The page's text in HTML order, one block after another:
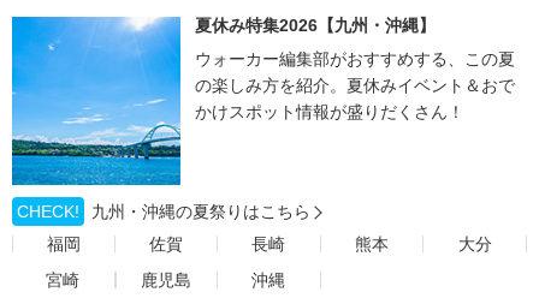
夏休み特集2026【九州・沖縄】
ウォーカー編集部がおすすめする、この夏
の楽しみ方を紹介。夏休みイベント＆おで
かけスポット情報が盛りだくさん！
CHECK!
九州・沖縄の夏祭りはこちら
福岡
佐賀 長崎 熊本
大分
宮崎
鹿児島 沖縄